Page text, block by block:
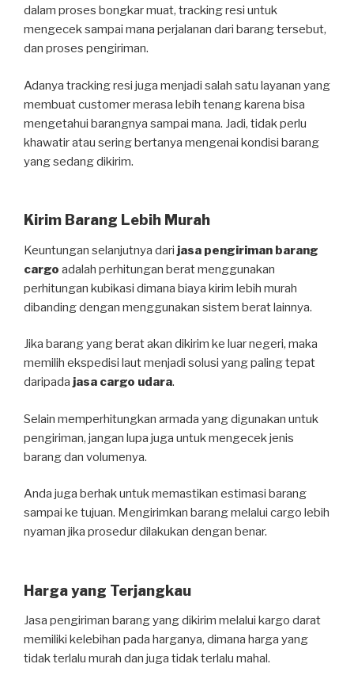
dalam proses bongkar muat, tracking resi untuk
mengecek sampai mana perjalanan dari barang tersebut,
dan proses pengiriman.
Adanya tracking resi juga menjadi salah satu layanan yang
membuat customer merasa lebih tenang karena bisa
mengetahui barangnya sampai mana. Jadi, tidak perlu
khawatir atau sering bertanya mengenai kondisi barang
yang sedang dikirim.
Kirim Barang Lebih Murah
Keuntungan selanjutnya dari jasa pengiriman barang
cargo adalah perhitungan berat menggunakan
perhitungan kubikasi dimana biaya kirim lebih murah
dibanding dengan menggunakan sistem berat lainnya.
Jika barang yang berat akan dikirim ke luar negeri, maka
memilih ekspedisi laut menjadi solusi yang paling tepat
daripada jasa cargo udara.
Selain memperhitungkan armada yang digunakan untuk
pengiriman, jangan lupa juga untuk mengecek jenis
barang dan volumenya.
Anda juga berhak untuk memastikan estimasi barang
sampai ke tujuan. Mengirimkan barang melalui cargo lebih
nyaman jika prosedur dilakukan dengan benar.
Harga yang Terjangkau
Jasa pengiriman barang yang dikirim melalui kargo darat
memiliki kelebihan pada harganya, dimana harga yang
tidak terlalu murah dan juga tidak terlalu mahal.